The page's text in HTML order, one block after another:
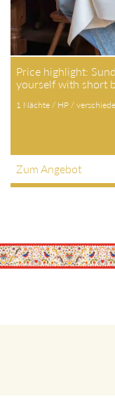
Price highlight:
yourself with short
1 Nächte / HP /
Zum Angebot